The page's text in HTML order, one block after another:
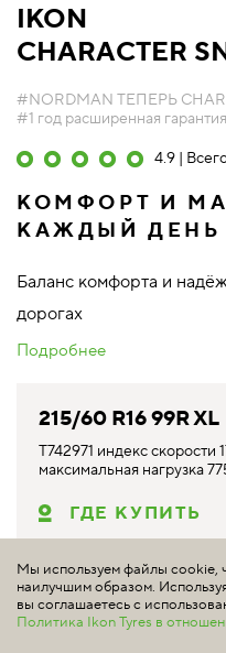
IKON
CHARACTER
#NORDMAN ТЕПЕРЬ
#1 год расширенная гарантия
4.9 |
КОМФОРТ И
КАЖДЫЙ ДЕНЬ
Баланс комфорта и
дорогах
Подробнее
215/60 R16 99R XL
T742971 индекс скорости
максимальная нагрузка
ГДЕ КУПИТЬ
Мы используем файлы cookie,
наилучшим образом.
вы соглашаетесь с
Политика Ikon Tyres в